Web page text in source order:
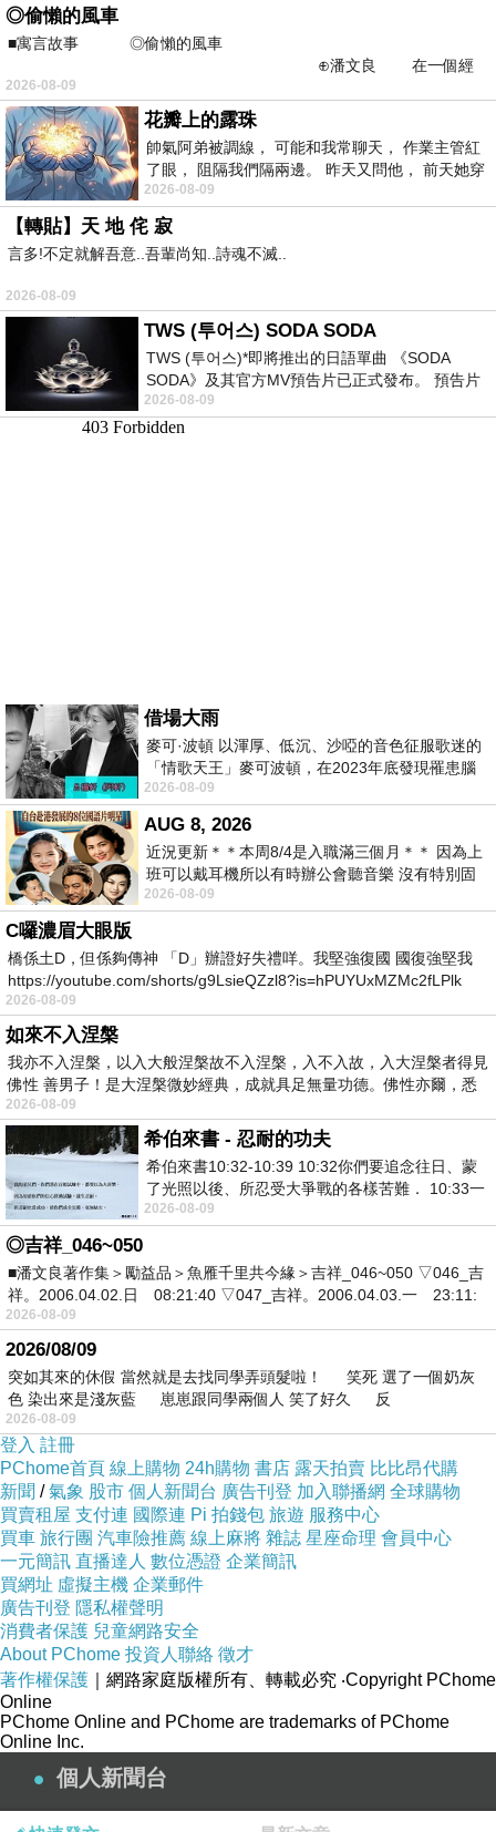
◎偷懶的風車
■寓言故事 ◎偷懶的風車
⊕潘文良 在一個經
常颳風的山丘上—&m
2026-08-09
花瓣上的露珠
帥氣阿弟被調線， 可能和我常聊天， 作業主管紅
了眼， 阻隔我們隔兩邊。 昨天又問他， 前天她穿
什麼顏色衣服， 不經
2026-08-09
【轉貼】天 地 侘 寂
言多!不定就解吾意..吾輩尚知..詩魂不滅..
2026-08-09
TWS (투어스) SODA SODA
TWS (투어스)*即將推出的日語單曲 《SODA
SODA》及其官方MV預告片已正式發布。 預告片
一經發布， 就引發了粉絲們對這次夏季回
2026-08-09
借場大雨
麥可·波頓 以渾厚、低沉、沙啞的音色征服歌迷的
「情歌天王」麥可波頓，在2023年底發現罹患腦
瘤「祈禱早日康復，一切都好」。
2026-08-09
AUG 8, 2026
近況更新＊＊本周8/4是入職滿三個月＊＊ 因為上
班可以戴耳機所以有時辦公會聽音樂 沒有特別固
定哪天但就是一周某一天會固定聽'90
2026-08-09
C囉濃眉大眼版
橋係土D，但係夠傳神 「D」辦證好失禮咩。我堅強復國 國復強堅我
https://youtube.com/shorts/g9LsieQZzl8?is=hPUYUxMZMc2fLPlk
2026-08-09
如來不入涅槃
我亦不入涅槃，以入大般涅槃故不入涅槃，入不入故，入大涅槃者得見
佛性 善男子！是大涅槃微妙經典，成就具足無量功德。佛性亦爾，悉
2026-08-09
希伯來書 - 忍耐的功夫
希伯來書10:32-10:39 10:32你們要追念往日、蒙
了光照以後、所忍受大爭戰的各樣苦難． 10:33一
面被毀謗、遭患難、成了戲景、叫眾人
2026-08-09
◎吉祥_046~050
■潘文良著作集＞勵益品＞魚雁千里共今緣＞吉祥_046~050 ▽046_吉
祥。2006.04.02.日 08:21:40 ▽047_吉祥。2006.04.03.一 23:11:
2026-08-09
2026/08/09
突如其來的休假 當然就是去找同學弄頭髮啦！ 笑死 選了一個奶灰
色 染出來是淺灰藍 崽崽跟同學兩個人 笑了好久 反
2026-08-09
登入 註冊
PChome首頁 線上購物 24h購物 書店 露天拍賣 比比昂代購
新聞 /氣象 股市 個人新聞台 廣告刊登 加入聯播網 全球購物
買賣租屋 支付連 國際連 Pi 拍錢包 旅遊 服務中心
買車 旅行團 汽車險推薦 線上麻將 雜誌 星座命理 會員中心
一元簡訊 直播達人 數位憑證 企業簡訊
買網址 虛擬主機 企業郵件
廣告刊登 隱私權聲明
消費者保護 兒童網路安全
About PChome 投資人聯絡 徵才
著作權保護 ｜網路家庭版權所有、轉載必究 ‧Copyright PChome
Online
PChome Online and PChome are trademarks of PChome
Online Inc.
個人新聞台